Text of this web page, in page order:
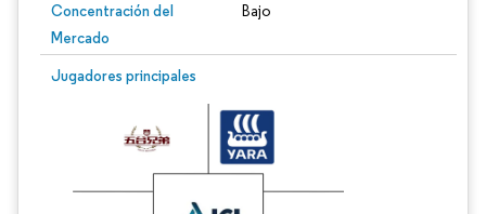
Concentración del
Mercado
Bajo
Jugadores principales
Imagen © Mordor Intelligence. El uso requiere atribución según CC BY 4.0.